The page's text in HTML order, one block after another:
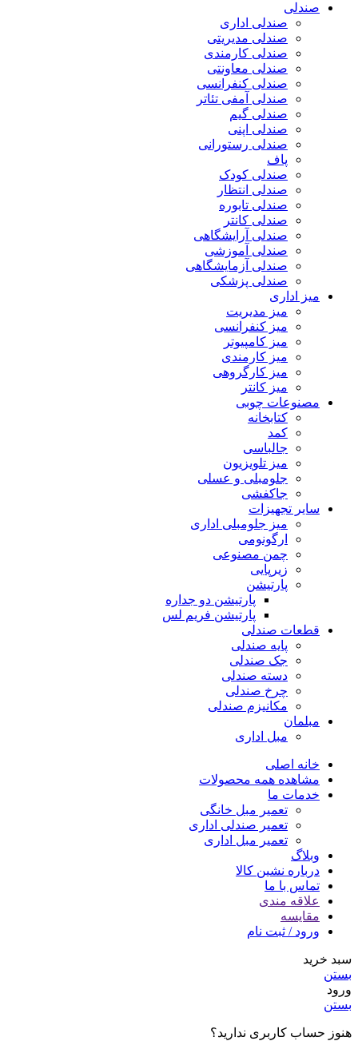
صندلی
صندلی اداری
صندلی مدیریتی
صندلی کارمندی
صندلی معاونتی
صندلی کنفرانسی
صندلی آمفی تئاتر
صندلی گیم
صندلی اپنی
صندلی رستورانی
پاف
صندلی کودک
صندلی انتظار
صندلی تابوره
صندلی کانتر
صندلی آرایشگاهی
صندلی آموزشی
صندلی آزمایشگاهی
صندلی پزشکی
میز اداری
میز مدیریت
میز کنفرانسی
میز کامپیوتر
میز کارمندی
میز کارگروهی
میز کانتر
مصنوعات چوبی
کتابخانه
کمد
جالباسی
میز تلویزیون
جلومبلی و عسلی
جاکفشی
سایر تجهیزات
میز جلومبلی اداری
ارگونومی
چمن مصنوعی
زیرپایی
پارتیشن
پارتیشن دو جداره
پارتیشن فریم لس
قطعات صندلی
پایه صندلی
جک صندلی
دسته صندلی
چرخ صندلی
مکانیزم صندلی
مبلمان
مبل اداری
خانه اصلی
مشاهده همه محصولات
خدمات ما
تعمیر مبل خانگی
تعمیر صندلی اداری
تعمیر مبل اداری
وبلاگ
درباره نشین کالا
تماس با ما
علاقه مندی
مقایسه
ورود / ثبت نام
سبد خرید
بستن
ورود
بستن
هنوز حساب کاربری ندارید؟